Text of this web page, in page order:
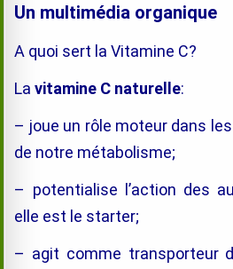
Un multimédia organique
A quoi sert la Vitamine C?
Lavitamine C naturelle:
– joue un rôle moteur dans
de notre métabolisme;
– potentialise l’action des
elle est le starter;
– agit comme transporteur